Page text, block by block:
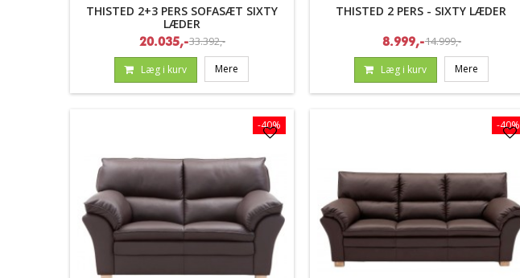
THISTED 2+3 PERS SOFASÆT SIXTY
LÆDER
20.035,-33.392,-
Læg i kurv Mere
THISTED 2 PERS - SIXTY LÆDER
8.999,-14.999,-
Læg i kurv Mere
-40% -40%